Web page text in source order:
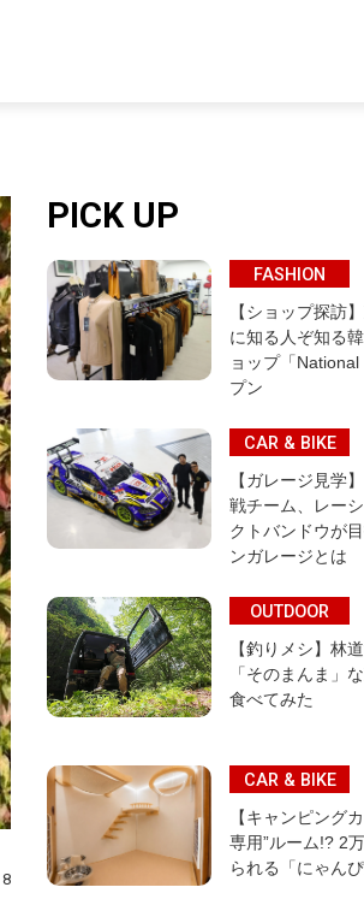
PICK UP
FASHION
【ショップ探訪
に知る人ぞ知る
ョップ「
プン
CAR & BIKE
【ガレージ見学
戦チーム、レー
クトバンドウが
ンガレージとは
OUTDOOR
【釣りメシ】林
「そのまんま」
食べてみた
CAR & BIKE
【キャンピング
専用”ルーム!? 2
られる「にゃんぴ